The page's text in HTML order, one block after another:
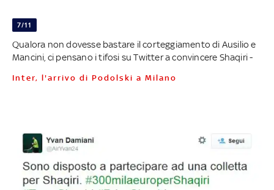
7/11
Qualora non dovesse bastare il corteggiamento di Ausilio e
Mancini, ci pensano i tifosi su Twitter a convincere Shaqiri -
Inter, l'arrivo di Podolski a Milano